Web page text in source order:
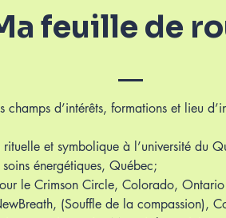
feuille de
champs d’intérêts, formations et lieu
rituelle et symbolique à l’université du
énergétiques, Québec;
le Crimson Circle, Colorado,
(Souffle de la compassion),